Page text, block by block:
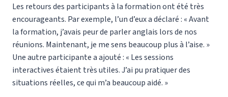
Les retours des participants à la formation ont été très
encourageants. Par exemple, l’un d’eux a déclaré : « Avant
la formation, j’avais peur de parler anglais lors de nos
réunions. Maintenant, je me sens beaucoup plus à l’aise. »
Une autre participante a ajouté : « Les sessions
interactives étaient très utiles. J’ai pu pratiquer des
situations réelles, ce qui m’a beaucoup aidé. »